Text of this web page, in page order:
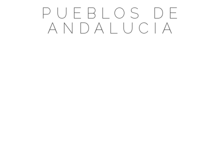
PUEBLOS DE
ANDALUCIA